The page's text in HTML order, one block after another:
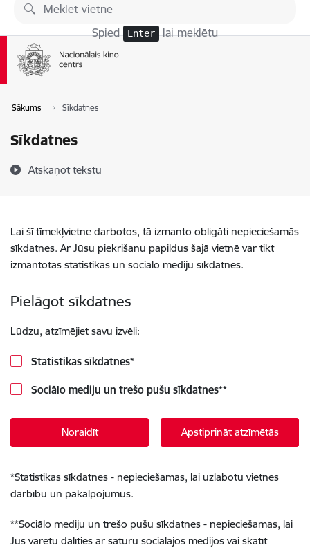
Pāriet uz lapas saturu
Spied Enter lai meklētu
Sākums Sīkdatnes
Sīkdatnes
Atskaņot tekstu
Lai šī tīmekļvietne darbotos, tā izmanto obligāti nepieciešamās
sīkdatnes. Ar Jūsu piekrišanu papildus šajā vietnē var tikt
izmantotas statistikas un sociālo mediju sīkdatnes.
Pielāgot sīkdatnes
Lūdzu, atzīmējiet savu izvēli:
Statistikas sīkdatnes*
Sociālo mediju un trešo pušu sīkdatnes**
Noraidīt Apstiprināt atzīmētās
*Statistikas sīkdatnes - nepieciešamas, lai uzlabotu vietnes
darbību un pakalpojumus.
**Sociālo mediju un trešo pušu sīkdatnes - nepieciešamas, lai
Jūs varētu dalīties ar saturu sociālajos medijos vai skatīt